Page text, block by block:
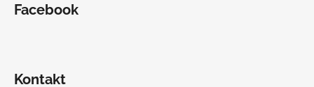
Facebook
Kontakt